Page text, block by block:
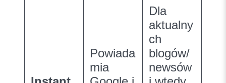
Powiada
mia
Dla
aktualny
ch
blogów/
newsów